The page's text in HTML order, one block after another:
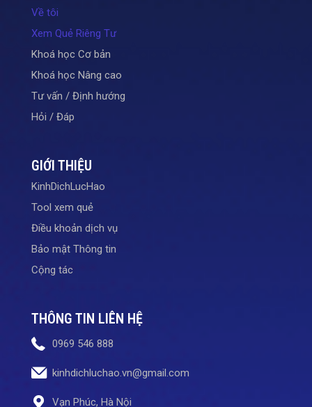
Về tôi
Xem Quẻ Riêng Tư
Khoá học Cơ bản
Khoá học Nâng cao
Tư vấn / Định hướng
Hỏi / Đáp
GIỚI THIỆU
KinhDichLucHao
Tool xem quẻ
Điều khoản dịch vụ
Bảo mật Thông tin
Cộng tác
THÔNG TIN LIÊN HỆ
0969 546 888
kinhdichluchao.vn@gmail.com
Vạn Phúc, Hà Nội